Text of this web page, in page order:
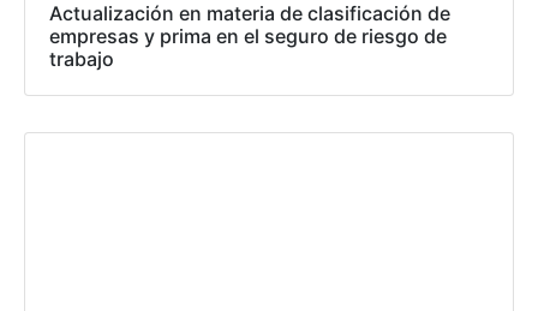
Actualización en materia de clasificación de
empresas y prima en el seguro de riesgo de
trabajo